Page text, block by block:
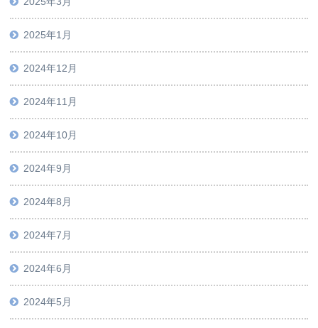
2025年1月
2024年12月
2024年11月
2024年10月
2024年9月
2024年8月
2024年7月
2024年6月
2024年5月